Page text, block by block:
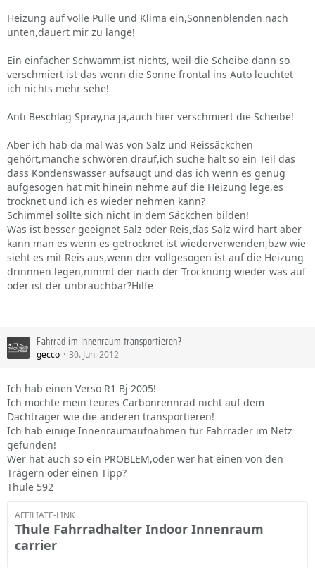
Heizung auf volle Pulle und Klima ein,Sonnenblenden nach
unten,dauert mir zu lange!
Ein einfacher Schwamm,ist nichts, weil die Scheibe dann so
verschmiert ist das wenn die Sonne frontal ins Auto leuchtet
ich nichts mehr sehe!
Anti Beschlag Spray,na ja,auch hier verschmiert die Scheibe!
Aber ich hab da mal was von Salz und Reissäckchen
gehört,manche schwören drauf,ich suche halt so ein Teil das
dass Kondenswasser aufsaugt und das ich wenn es genug
aufgesogen hat mit hinein nehme auf die Heizung lege,es
trocknet und ich es wieder nehmen kann?
Schimmel sollte sich nicht in dem Säckchen bilden!
Was ist besser geeignet Salz oder Reis,das Salz wird hart aber
kann man es wenn es getrocknet ist wiederverwenden,bzw wie
sieht es mit Reis aus,wenn der vollgesogen ist auf die Heizung
drinnnen legen,nimmt der nach der Trocknung wieder was auf
oder ist der unbrauchbar?Hilfe
Fahrrad im Innenraum transportieren?
gecco 30. Juni 2012
Ich hab einen Verso R1 Bj 2005!
Ich möchte mein teures Carbonrennrad nicht auf dem
Dachträger wie die anderen transportieren!
Ich hab einige Innenraumaufnahmen für Fahrräder im Netz
gefunden!
Wer hat auch so ein PROBLEM,oder wer hat einen von den
Trägern oder einen Tipp?
Thule 592
AFFILIATE-LINK
Thule Fahrradhalter Indoor Innenraum
carrier